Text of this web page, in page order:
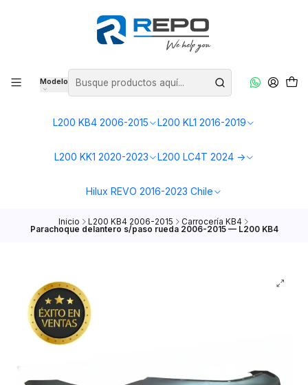
Modelo
L200 KB4 2006-2015 L200 KL1 2016-2019
L200 KK1 2020-2023 L200 LC4T 2024 ->
Hilux REVO 2016-2023 Chile
Inicio L200 KB4 2006-2015 Carrocería KB4
Parachoque delantero s/paso rueda 2006-2015 — L200 KB4